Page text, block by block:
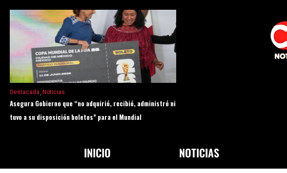
Destacada Noticias
Asegura Gobierno que “no adquirió, recibió, administró ni
tuvo a su disposición boletos” para el Mundial
INICIO NOTICIAS